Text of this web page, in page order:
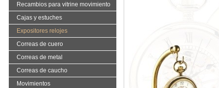
Recambios para vitrine movimiento
Cajas y estuches
Expositores relojes
Correas de cuero
Correas de metal
Correas de caucho
Movimientos